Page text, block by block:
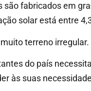
fabricados em
solar está entre
terreno irregular.
do país
às suas